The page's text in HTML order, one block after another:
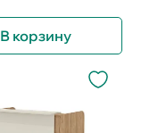
В корзину